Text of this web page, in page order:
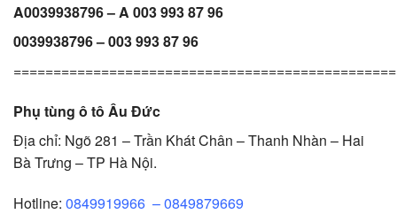
A0039938796 – A 003 993 87 96
0039938796 – 003 993 87 96
Phụ tùng ô tô Âu Đức
Địa chỉ: Ngõ 281 – Trần Khát Chân – Thanh Nhàn – Hai
Bà Trưng – TP Hà Nội.
Hotline: 0849919966 –0849879669